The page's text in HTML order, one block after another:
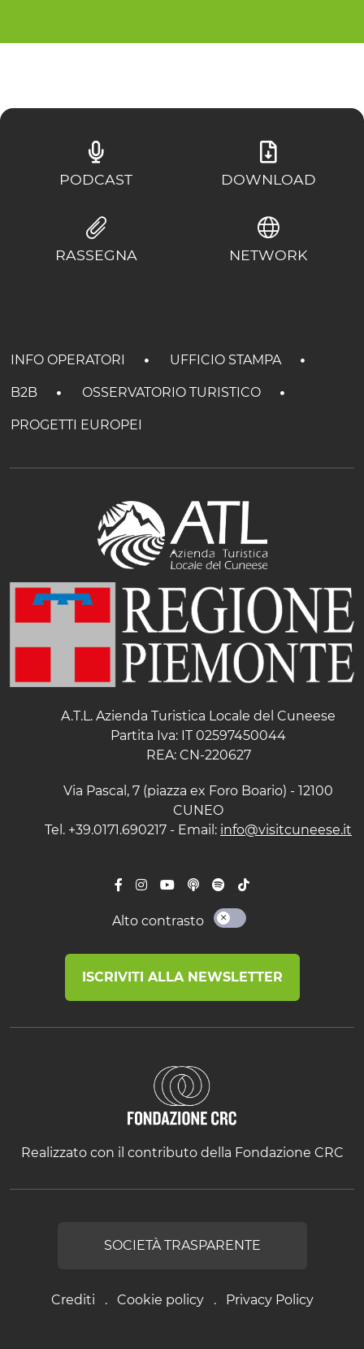
PODCAST DOWNLOAD
RASSEGNA NETWORK
INFO OPERATORI UFFICIO STAMPA
B2B OSSERVATORIO TURISTICO
PROGETTI EUROPEI
A.T.L. Azienda Turistica Locale del Cuneese
Partita Iva: IT 02597450044
REA: CN-220627
Via Pascal, 7 (piazza ex Foro Boario) - 12100
CUNEO
Tel. +39.0171.690217 - Email: info@visitcuneese.it
Alto contrasto
ISCRIVITI ALLA NEWSLETTER
Realizzato con il contributo della Fondazione CRC
Crediti Cookie policy Privacy Policy
SOCIETÀ TRASPARENTE